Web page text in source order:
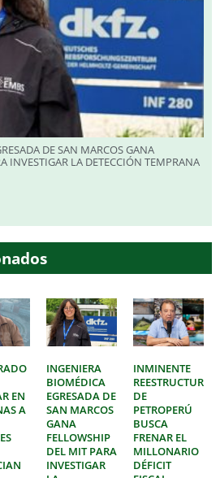
DE SAN MARCOS GANA
INVESTIGAR LA DETECCIÓN TEMPRANA
EN
A
INGENIERA
BIOMÉDICA
EGRESADA DE
SAN MARCOS
GANA
FELLOWSHIP
DEL MIT PARA
INVESTIGAR
INMINENTE
DE
PETROPERÚ
BUSCA
FRENAR EL
MILLONARIO
DÉFICIT